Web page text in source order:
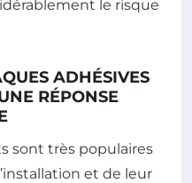
le risque
ADHÉSIVES
RÉPONSE
sont très populaires
et de leur